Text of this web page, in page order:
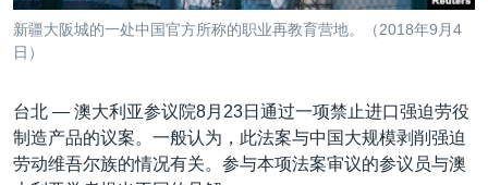
埃博拉疫情
台海两岸关系
南中国海争端
其他语言网站
新疆大阪城的一处中国官方所称的职业再教育营地。（2018年9月4
日）
台北 — 澳大利亚参议院8月23日通过一项禁止进口强迫劳役
制造产品的议案。一般认为，此法案与中国大规模剥削强迫
劳动维吾尔族的情况有关。参与本项法案审议的参议员与澳